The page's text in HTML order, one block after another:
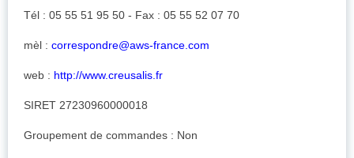
Tél : 05 55 51 95 50 - Fax : 05 55 52 07 70
mèl : correspondre@aws-france.com
web : http://www.creusalis.fr
SIRET 27230960000018
Groupement de commandes : Non